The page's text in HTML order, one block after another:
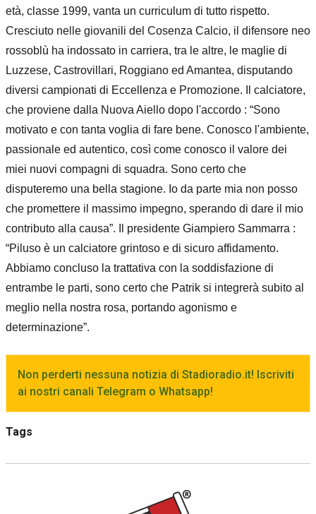
età, classe 1999, vanta un curriculum di tutto rispetto.
Cresciuto nelle giovanili del Cosenza Calcio, il difensore neo
rossoblù ha indossato in carriera, tra le altre, le maglie di
Luzzese, Castrovillari, Roggiano ed Amantea, disputando
diversi campionati di Eccellenza e Promozione. Il calciatore,
che proviene dalla Nuova Aiello dopo l'accordo : “Sono
motivato e con tanta voglia di fare bene. Conosco l'ambiente,
passionale ed autentico, così come conosco il valore dei
miei nuovi compagni di squadra. Sono certo che
disputeremo una bella stagione. Io da parte mia non posso
che promettere il massimo impegno, sperando di dare il mio
contributo alla causa”. Il presidente Giampiero Sammarra :
“Piluso è un calciatore grintoso e di sicuro affidamento.
Abbiamo concluso la trattativa con la soddisfazione di
entrambe le parti, sono certo che Patrik si integrerà subito al
meglio nella nostra rosa, portando agonismo e
determinazione”.
Non perderti nessuna notizia di Stadioradio.it! Iscriviti
ai nostri canali Telegram o Whatsapp!
Tags